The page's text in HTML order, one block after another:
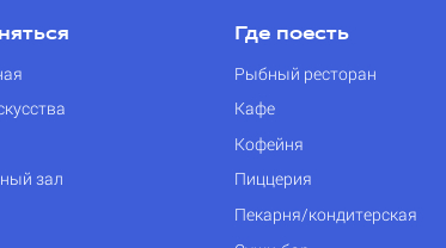
зал
Где поесть
Рыбный ресторан
Кафе
Кофейня
Пиццерия
Пекарня/кондитерская